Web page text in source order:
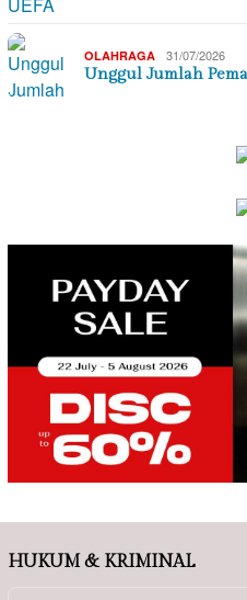
OLAHRAGA 31/07/2026
Unggul Jumlah
HUKUM & KRIMINAL